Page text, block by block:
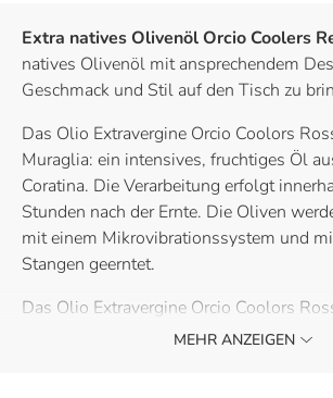
Extra natives Olivenöl Orcio Coolers
natives Olivenöl mit ansprechendem
Geschmack und Stil auf den Tisch zu
Das Olio Extravergine Orcio Coolors
Muraglia: ein intensives, fruchtiges Öl
Coratina. Die Verarbeitung erfolgt
Stunden nach der Ernte. Die Oliven
mit einem Mikrovibrationssystem und
Stangen geerntet.
Das Olio Extravergine Orcio Coolors
intensive grüne Farbe mit goldenen
MEHR ANZEIGEN